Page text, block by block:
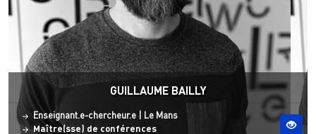
GUILLAUME BAILLY
Statut
Enseignant.e-chercheur.e Site ESO
Le Mans
Maître(sse) de conférences